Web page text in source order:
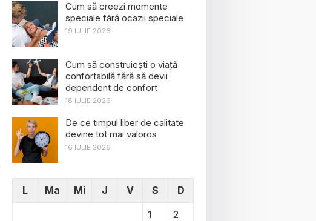
Cum să creezi momente
speciale fără ocazii speciale
19 IULIE 2026
Cum să construiești o viață
confortabilă fără să devii
dependent de confort
18 IULIE 2026
De ce timpul liber de calitate
devine tot mai valoros
16 IULIE 2026
L Ma Mi J V S
D
1
2